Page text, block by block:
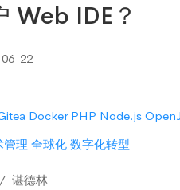
Web IDE？
22
Docker PHP Node.js
管理 全球化 数字化转型
谌德林